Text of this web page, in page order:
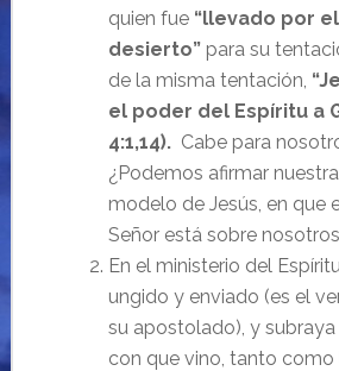
quien fue “llevado por
desierto” para su
de la misma tentación,
el poder del Espíritu a
4:1,14).Cabe para
¿Podemos afirmar
modelo de Jesús, en que
Señor está sobre
En el ministerio del
ungido y enviado (es el
su apostolado), y
con que vino, tanto como